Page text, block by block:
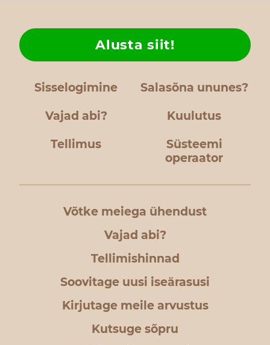
Sisselogimine Salasõna ununes?
Vajad abi?
Alusta siit!
Kuulutus
Tellimus
Süsteemi
operaator
Võtke meiega ühendust
Vajad abi?
Tellimishinnad
Soovitage uusi iseärasusi
Kirjutage meile arvustus
Kutsuge sõpru